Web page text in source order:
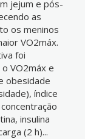
jejum e pós-
as
os meninos
VO2máx.
foi
VO2máx e
obesidade
índice
insulina
(2 h)...